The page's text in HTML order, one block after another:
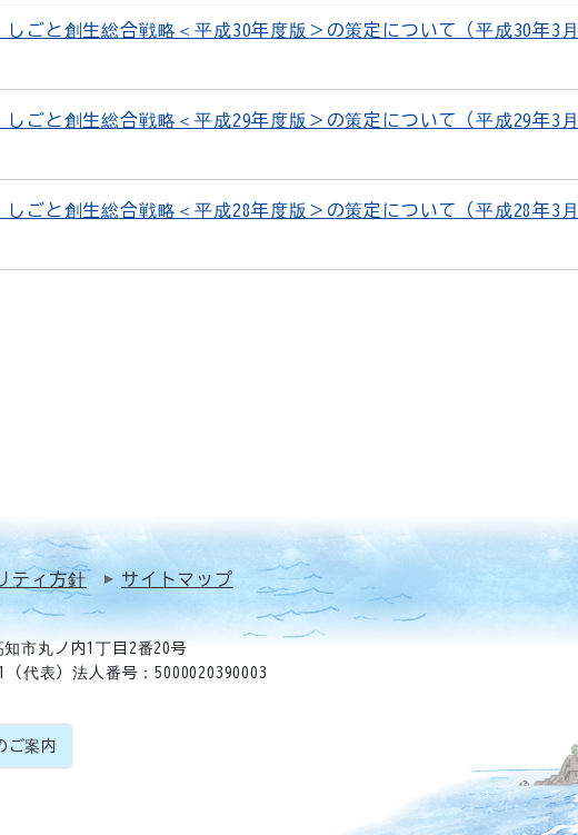
ごと創生総合戦略＜平成30年度版＞の策定について（平成30年3月
ごと創生総合戦略＜平成29年度版＞の策定について（平成29年3月
ごと創生総合戦略＜平成28年度版＞の策定について（平成28年3月
ティ方針 サイトマップ
知市丸ノ内1丁目2番20号
（代表）法人番号：5000020390003
ご案内